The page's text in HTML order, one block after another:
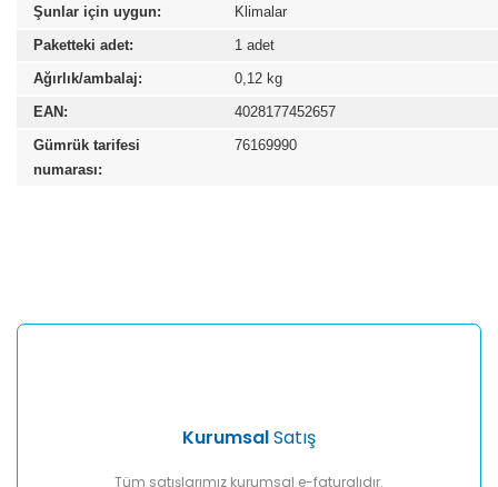
Şunlar için uygun:
Klimalar
Paketteki adet:
1 adet
Ağırlık/ambalaj:
0,12 kg
EAN:
4028177452657
Gümrük tarifesi
numarası:
76169990
Yorum Yaz
Ürün fiyatı diğer sitelerden daha pahalı.
KurumsalSatış
Tüm satışlarımız kurumsal e-faturalıdır.